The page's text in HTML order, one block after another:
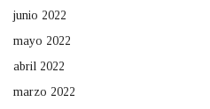
junio 2022
mayo 2022
abril 2022
marzo 2022